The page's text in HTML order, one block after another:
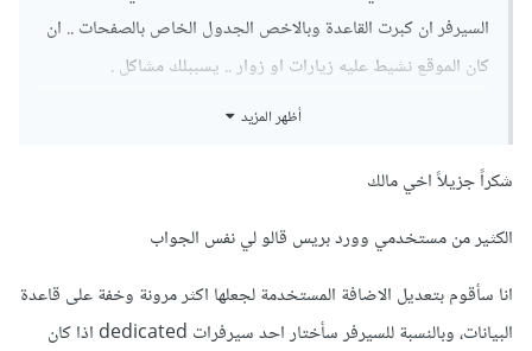
السيرفر ان كبرت القاعدة وبالاخص الجدول الخاص بالصفحات .. ان
كان الموقع نشيط عليه زيارات او زوار .. يسببلك مشاكل .
الافضل لك تشتغل على برمجة خاصة بك .. او الورد بريس نفسها يتم
تعديلها ..
أظهر المزيد
شكراً جزيلاً اخي مالك
الكثير من مستخدمي وورد بريس قالو لي نفس الجواب
انا سأقوم بتعديل الاضافة المستخدمة لجعلها اكثر مرونة وخفة على قاعدة
البيانات، وبالنسبة للسيرفر سأختار احد سيرفرات dedicated اذا كان